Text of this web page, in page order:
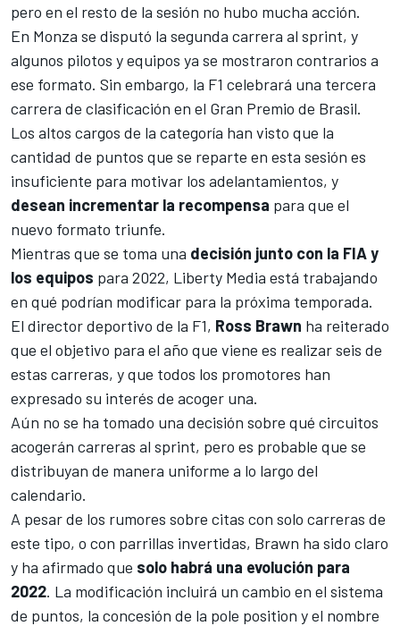
pero en el resto de la sesión no hubo mucha acción.
En Monza se disputó la segunda carrera al sprint, y
algunos pilotos y equipos ya se mostraron contrarios a
ese formato. Sin embargo, la F1 celebrará una tercera
carrera de clasificación en el Gran Premio de Brasil.
Los altos cargos de la categoría han visto que la
cantidad de puntos que se reparte en esta sesión es
insuficiente para motivar los adelantamientos, y
desean incrementar la recompensa para que el
nuevo formato triunfe.
Mientras que se toma una decisión junto con la FIA y
los equipos para 2022, Liberty Media está trabajando
en qué podrían modificar para la próxima temporada.
El director deportivo de la F1, Ross Brawn ha reiterado
que el objetivo para el año que viene es realizar seis de
estas carreras, y que todos los promotores han
expresado su interés de acoger una.
Aún no se ha tomado una decisión sobre qué circuitos
acogerán carreras al sprint, pero es probable que se
distribuyan de manera uniforme a lo largo del
calendario.
A pesar de los rumores sobre citas con solo carreras de
este tipo, o con parrillas invertidas, Brawn ha sido claro
y ha afirmado que solo habrá una evolución para
2022. La modificación incluirá un cambio en el sistema
de puntos, la concesión de la pole position y el nombre